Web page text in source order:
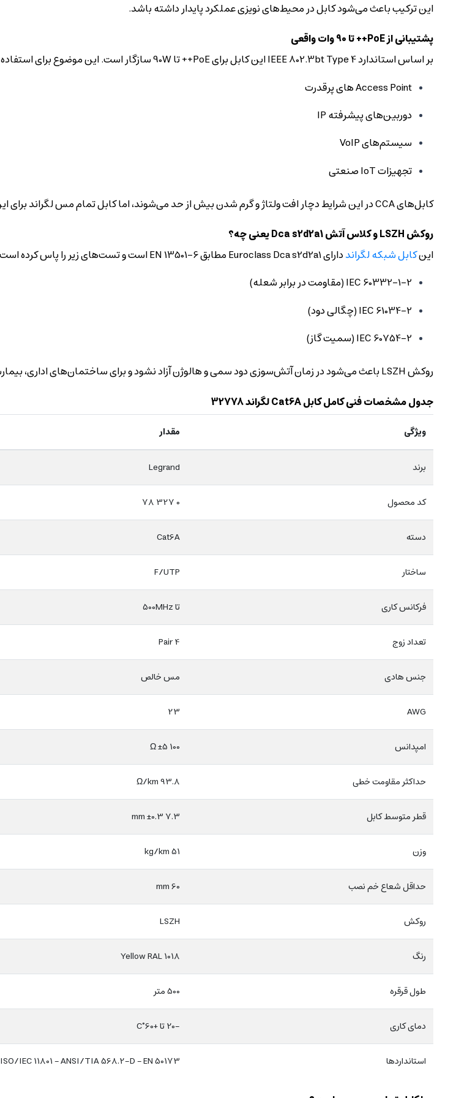
این ترکیب باعث می‌شود کابل در محیط‌های نویزی عملکرد پایدار داشته باشد.
پشتیبانی از PoE++ تا 90 وات واقعی
بر اساس استاندارد IEEE 802.3bt Type 4 این کابل برای PoE++ تا 90W سازگار است. این موضوع برای استفاده در تجهیزات زیر اهمیت دارد:
Access Point های پرقدرت
دوربین‌های پیشرفته IP
سیستم‌های VoIP
تجهیزات IoT صنعتی
کابل‌های CCA در این شرایط دچار افت ولتاژ و گرم شدن بیش از حد می‌شوند، اما کابل تمام مس لگراند برای این بار طراحی شده است.
روکش LSZH و کلاس آتش Dca s2d2a1 یعنی چه؟
اینکابل شبکه لگرانددارای Euroclass Dca s2d2a1 مطابق EN 13501-6 است و تست‌های زیر را پاس کرده است:
IEC 60332-1-2 (مقاومت در برابر شعله)
IEC 61034-2 (چگالی دود)
IEC 60754-2 (سمیت گاز)
روکش LSZH باعث می‌شود در زمان آتش‌سوزی دود سمی و هالوژن آزاد نشود و برای ساختمان‌های اداری، بیمارستان‌ها و دیتاسنترها انتخاب استاندارد باشد.
جدول مشخصات فنی کامل کابل Cat6A لگراند 32778
ویژگی مقدار
برند Legrand
کد محصول 0 327 78
دسته Cat6A
ساختار F/UTP
فرکانس کاری تا 500MHz
تعداد زوج 4 Pair
جنس هادی مس خالص
AWG
23
امپدانس 100 ±5 Ω
حداکثر مقاومت خطی 93.8 Ω/km
قطر متوسط کابل 7.3 ±0.3 mm
وزن 51 kg/km
حداقل شعاع خم نصب 60 mm
روکش LSZH
رنگ Yellow RAL 1018
طول قرقره 500 متر
دمای کاری -20 تا +60°C
استانداردها ISO/IEC 11801 – ANSI/TIA 568.2-D – EN 50173